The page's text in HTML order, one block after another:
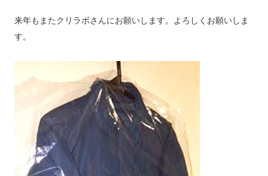
来年もまたクリラボさんにお願いします。よろしくお願いしま
す。